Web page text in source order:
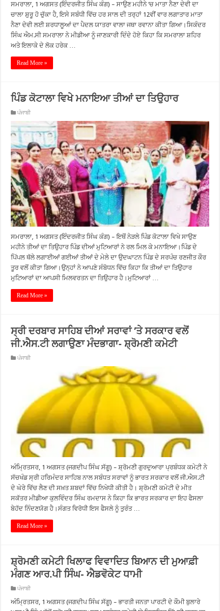
ਸਮਰਾਲਾ, 1 ਅਗਸਤ (ਇੰਦਰਜੀਤ ਸਿੰਘ ਕੰਗ) – ਸਾਉਣ ਮਹੀਨੇ ‘ਚ ਮਾਤਾ ਨੈਣਾ ਦੇਵੀ ਦਾ
ਚਾਲਾ ਸ਼ੁਰੂ ਹੋ ਚੁੱਕਾ ਹੈ, ਇਸੇ ਸਬੰਧੀ ਵਿੱਚ ਹਰ ਸਾਲ ਦੀ ਤਰ੍ਹਾਂ 12ਵੀਂ ਵਾਰ ਲਗਾਤਾਰ ਮਾਤਾ
ਨੈਣਾ ਦੇਵੀ ਲਈ ਸ਼ਰਧਾਲੂਆਂ ਦਾ ਪੈਦਲ ਯਾਤਰਾ ਵਾਲਾ ਜਥਾ ਰਵਾਨਾ ਕੀਤਾ ਗਿਆ।ਸਿਕੰਦਰ
ਸਿੰਘ ਐਮ.ਸੀ ਸਮਰਾਲਾ ਨੇ ਮੀਡੀਆ ਨੂੰ ਜਾਣਕਾਰੀ ਦਿੰਦੇ ਹੋਏ ਕਿਹਾ ਕਿ ਸਮਰਾਲਾ ਸ਼ਹਿਰ
ਅਤੇ ਇਲਾਕੇ ਦੇ ਲੋਕ ਹਰੇਕ …
Read More »
ਪਿੰਡ ਕੋਟਾਲਾ ਵਿਖੇ ਮਨਾਇਆ ਤੀਆਂ ਦਾ ਤਿਉਹਾਰ
ਪੰਜਾਬੀ
ਸਮਰਾਲਾ, 1 ਅਗਸਤ (ਇੰਦਰਜੀਤ ਸਿੰਘ ਕੰਗ) – ਇਥੋਂ ਨੇੜਲੇ ਪਿੰਡ ਕੋਟਾਲਾ ਵਿਖੇ ਸਾਉਣ
ਮਹੀਨੇ ਤੀਆਂ ਦਾ ਤਿਉਹਾਰ ਪਿੰਡ ਦੀਆਂ ਮੁਟਿਆਰਾਂ ਨੇ ਰਲ ਮਿਲ ਕੇ ਮਨਾਇਆ।ਪਿੰਡ ਦੇ
ਪਿੱਪਲ ਥੱਲੇ ਲਗਾਈਆਂ ਗਈਆਂ ਤੀਆਂ ਦੇ ਮੇਲੇ ਦਾ ਉਦਘਾਟਨ ਪਿੰਡ ਦੇ ਸਰਪੰਚ ਰਣਜੀਤ ਕੌਰ
ਤੂਰ ਵਲੋਂ ਕੀਤਾ ਗਿਆ।ਉਨ੍ਹਾਂ ਨੇ ਆਪਣੇ ਸੰਬੋਧਨ ਵਿੱਚ ਕਿਹਾ ਕਿ ਤੀਆਂ ਦਾ ਤਿਉਹਾਰ
ਮੁਟਿਆਰਾਂ ਦਾ ਆਪਸੀ ਮਿਲਵਰਤਨ ਦਾ ਤਿਉਹਾਰ ਹੈ।ਮੁਟਿਆਰਾਂ …
Read More »
ਸ੍ਰੀ ਦਰਬਾਰ ਸਾਹਿਬ ਦੀਆਂ ਸਰਾਵਾਂ ’ਤੇ ਸਰਕਾਰ ਵਲੋਂ
ਜੀ.ਐਸ.ਟੀ ਲਗਾਉਣਾ ਮੰਦਭਾਗਾ- ਸ਼੍ਰੋਮਣੀ ਕਮੇਟੀ
ਪੰਜਾਬੀ
ਅੰਮ੍ਰਿਤਸਰ, 1 ਅਗਸਤ (ਜਗਦੀਪ ਸਿੰਘ ਸੱਗੂ) – ਸ਼੍ਰੋਮਣੀ ਗੁਰਦੁਆਰਾ ਪ੍ਰਬੰਧਕ ਕਮੇਟੀ ਨੇ
ਸੱਚਖੰਡ ਸ੍ਰੀ ਹਰਿਮੰਦਰ ਸਾਹਿਬ ਨਾਲ ਸਬੰਧਤ ਸਰਾਵਾਂ ਨੂੰ ਭਾਰਤ ਸਰਕਾਰ ਵਲੋਂ ਜੀ.ਐਸ.ਟੀ
ਦੇ ਘੇਰੇ ਵਿੱਚ ਲੈਣ ਦੀ ਸਖ਼ਤ ਸ਼ਬਦਾਂ ਵਿੱਚ ਨਿਖੇਧੀ ਕੀਤੀ ਹੈ। ਸ਼੍ਰੋਮਣੀ ਕਮੇਟੀ ਦੇ ਮੀਤ
ਸਕੱਤਰ ਮੀਡੀਆ ਕੁਲਵਿੰਦਰ ਸਿੰਘ ਰਮਦਾਸ ਨੇ ਕਿਹਾ ਕਿ ਭਾਰਤ ਸਰਕਾਰ ਦਾ ਇਹ ਫੈਸਲਾ
ਬੇਹੱਦ ਨਿੰਦਣਯੋਗ ਹੈ।ਸੰਗਤ ਵਿਰੋਧੀ ਇਸ ਫੈਸਲੇ ਨੂੰ ਤੁਰੰਤ …
Read More »
ਸ਼੍ਰੋਮਣੀ ਕਮੇਟੀ ਖਿਲਾਫ ਵਿਵਾਦਿਤ ਬਿਆਨ ਦੀ ਮੁਆਫ਼ੀ
ਮੰਗਣ ਆਰ.ਪੀ ਸਿੰਘ- ਐਡਵੋਕੇਟ ਧਾਮੀ
ਪੰਜਾਬੀ
ਅੰਮ੍ਰਿਤਸਰ, 1 ਅਗਸਤ (ਜਗਦੀਪ ਸਿੰਘ ਸੱਗੂ) – ਭਾਰਤੀ ਜਨਤਾ ਪਾਰਟੀ ਦੇ ਕੌਮੀ ਬੁਲਾਰੇ